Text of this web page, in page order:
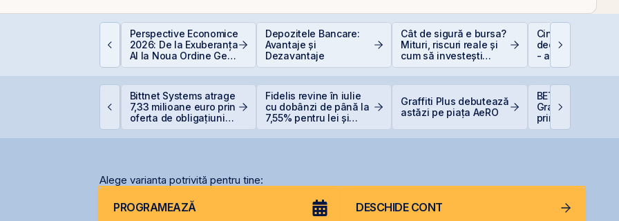
Perspective Economice
2026: De la Exuberanța
AI la Noua Ordine Geo-
Economică
Depozitele Bancare:
Avantaje și
Dezavantaje
Cât de sigură e bursa?
Mituri, riscuri reale și
cum să investești
inteligent
Cine e eligibil
deducerea de
- angajați vs. PFA
Bittnet Systems atrage
7,33 milioane euro prin
oferta de obligațiuni
Fidelis revine în iulie
cu dobânzi de până la
7,55% pentru lei și
Graffiti Plus debutează
astăzi pe piața AeRO
BET urcă 2,37%,
Graffiti Plus
prima agenție de
comunicare
Alege varianta potrivită pentru tine:
PROGRAMEAZĂ DESCHIDE CONT